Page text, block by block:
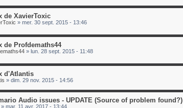
de XavierToxic
» mer. 30 sept. 2015 - 13:46
de Profdemaths44
» lun. 28 sept. 2015 - 11:48
d'Atlantis
» dim. 29 nov. 2015 - 14:56
Audio issues - UPDATE (Source of problem found?)
» mar. 11 avr. 2017 - 13:44